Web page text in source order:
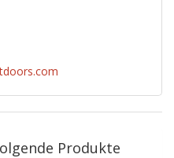
Produkte